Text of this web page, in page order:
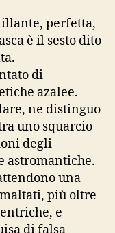
perfetta,
è il sesto dito
di
azalee.
ne distinguo
uno squarcio
degli
astromantiche.
una
più oltre
e